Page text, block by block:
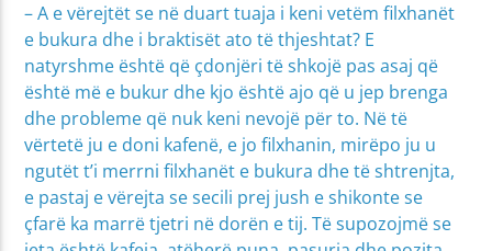
– A e vërejtët se në duart tuaja i keni vetëm filxhanët
e bukura dhe i braktisët ato të thjeshtat? E
natyrshme është që çdonjëri të shkojë pas asaj që
është më e bukur dhe kjo është ajo që u jep brenga
dhe probleme që nuk keni nevojë për to. Në të
vërtetë ju e doni kafenë, e jo filxhanin, mirëpo ju u
ngutët t’i merrni filxhanët e bukura dhe të shtrenjta,
e pastaj e vërejta se secili prej jush e shikonte se
çfarë ka marrë tjetri në dorën e tij. Të supozojmë se